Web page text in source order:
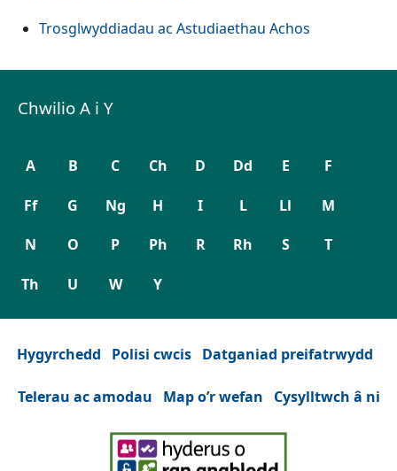
Trosglwyddiadau ac Astudiaethau Achos
Chwilio A i Y
A B C Ch D Dd E F
Ff G Ng H I L Ll M
N O P Ph R Rh S T
Th U W Y
Hygyrchedd Polisi cwcis Datganiad preifatrwydd
Telerau ac amodau Map o’r wefan Cysylltwch â ni